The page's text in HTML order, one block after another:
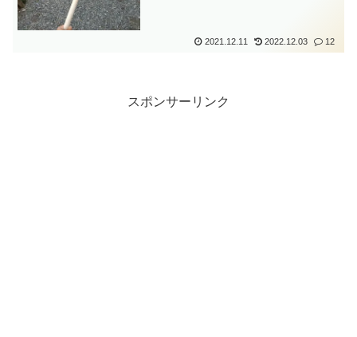
2021.12.11 2022.12.03 12
スポンサーリンク